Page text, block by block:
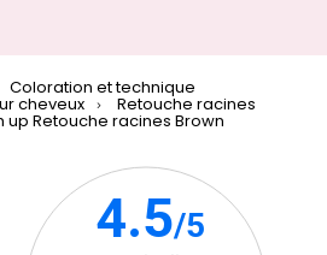
Coloration et technique
cheveux Retouche racines
up Retouche racines Brown